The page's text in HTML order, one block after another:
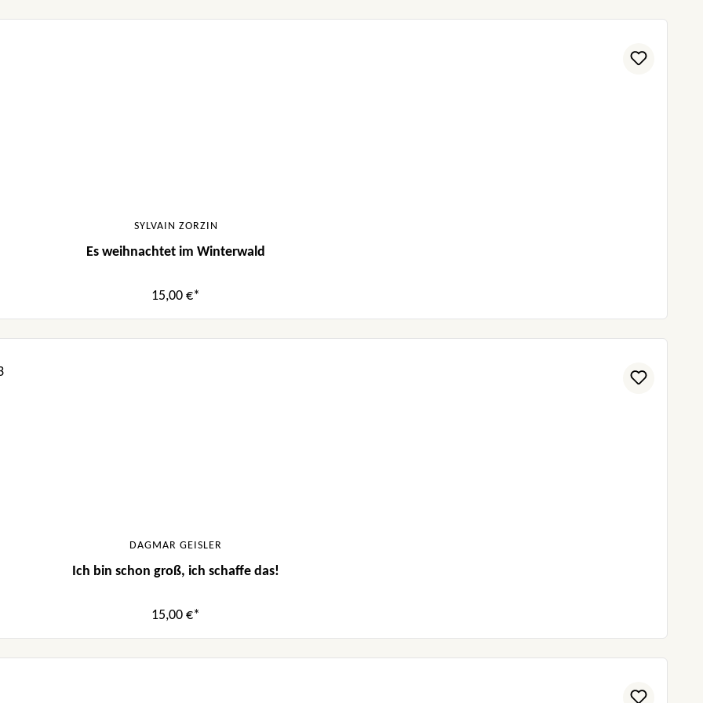
SYLVAIN ZORZIN
Es weihnachtet im Winterwald
15,00 €*
DAGMAR GEISLER
Ich bin schon groß, ich schaffe das!
15,00 €*